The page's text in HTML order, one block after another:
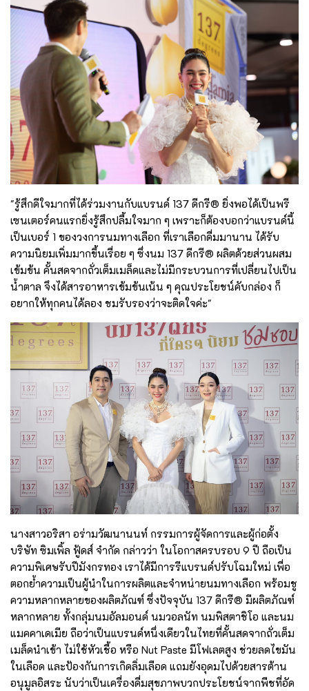
"รู้สึกดีใจมากที่ได้ร่วมงานกับแบรนด์ 137 ดีกรี® ยิ่งพอได้เป็นพรี
เซนเตอร์คนแรกยิ่งรู้สึกปลื้มใจมาก ๆ เพราะก็ต้องบอกว่าแบรนด์นี้
เป็นเบอร์ 1 ของวงการนมทางเลือก ที่เราเลือกดื่มมานาน ได้รับ
ความนิยมเพิ่มมากขึ้นเรื่อย ๆ ซึ่งนม 137 ดีกรี® ผลิตด้วยส่วนผสม
เข้มข้น คั้นสดจากถั่วเต็มเมล็ดและไม่มีกระบวนการที่เปลี่ยนไปเป็น
น้ำตาล จึงได้สารอาหารเข้มข้นเน้น ๆ คุณประโยชน์คับกล่อง ก็
อยากให้ทุกคนได้ลอง ชมรับรองว่าจะติดใจค่ะ"
นางสาวอริสา อร่ามวัฒนานนท์ กรรมการผู้จัดการและผู้ก่อตั้ง
บริษัท ซิมเพิ้ล ฟู้ดส์ จำกัด กล่าวว่า ในโอกาสครบรอบ 9 ปี ถือเป็น
ความพิเศษรับปีมังกรทอง เราได้มีการรีแบรนด์ปรับโฉมใหม่ เพื่อ
ตอกย้ำความเป็นผู้นำในการผลิตและจำหน่ายนมทางเลือก พร้อมชู
ความหลากหลายของผลิตภัณฑ์ ซึ่งปัจจุบัน 137 ดีกรี® มีผลิตภัณฑ์
หลากหลาย ทั้งกลุ่มนมอัลมอนด์ นมวอลนัท นมพิสตาชิโอ และนม
แมคคาเดเมีย ถือว่าเป็นแบรนด์หนึ่งเดียวในไทยที่คั้นสดจากถั่วเต็ม
เมล็ดนำเข้า ไม่ใช้หัวเชื้อ หรือ Nut Paste มีโฟเลตสูง ช่วยลดไขมัน
ในเลือด และป้องกันการเกิดลิ่มเลือด แถมยังอุดมไปด้วยสารต้าน
อนุมูลอิสระ นับว่าเป็นเครื่องดื่มสุขภาพบวกประโยชน์จากพืชที่อัด